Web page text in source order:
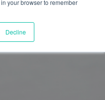
your browser to remember
Decline